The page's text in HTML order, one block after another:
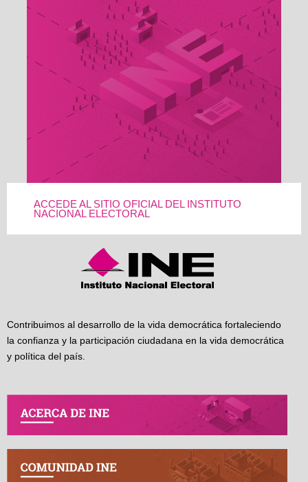
ACCEDE AL SITIO OFICIAL DEL INSTITUTO
NACIONAL ELECTORAL
Contribuimos al desarrollo de la vida democrática fortaleciendo
la confianza y la participación ciudadana en la vida democrática
y política del país.